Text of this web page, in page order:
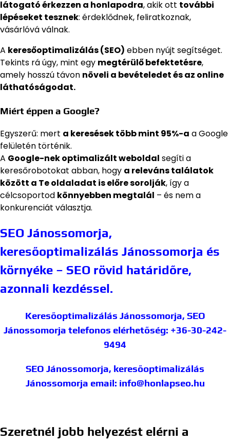
látogató érkezzen a honlapodra, akik ott további
lépéseket tesznek: érdeklődnek, feliratkoznak,
vásárlóvá válnak.
A keresőoptimalizálás (SEO) ebben nyújt segítséget.
Tekints rá úgy, mint egy megtérülő befektetésre,
amely hosszú távon növeli a bevételedet és az online
láthatóságodat.
Miért éppen a Google?
Egyszerű: mert a keresések több mint 95%-a a Google
felületén történik.
A Google-nek optimalizált weboldal segíti a
keresőrobotokat abban, hogy a releváns találatok
között a Te oldaladat is előre sorolják, így a
célcsoportod könnyebben megtalál – és nem a
konkurenciát választja.
SEO Jánossomorja,
keresőoptimalizálás Jánossomorja és
környéke – SEO rövid határidőre,
azonnali kezdéssel.
Keresőoptimalizálás Jánossomorja, SEO
Jánossomorja telefonos elérhetőség: +36-30-242-
9494
SEO Jánossomorja, keresőoptimalizálás
Jánossomorja email: info@honlapseo.hu
Szeretnél jobb helyezést elérni a